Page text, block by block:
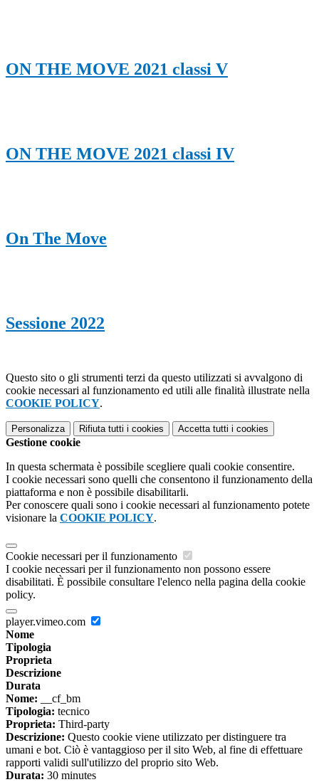
ON THE MOVE 2021 classi V
ON THE MOVE 2021 classi IV
On The Move
Sessione 2022
Questo sito o gli strumenti terzi da questo utilizzati si avvalgono di
cookie necessari al funzionamento ed utili alle finalità illustrate nella
COOKIE POLICY.
Personalizza Rifiuta tutti i cookies Accetta tutti i cookies
Gestione cookie
In questa schermata è possibile scegliere quali cookie consentire.
I cookie necessari sono quelli che consentono il funzionamento della
piattaforma e non è possibile disabilitarli.
Per conoscere quali sono i cookie necessari al funzionamento potete
visionare la COOKIE POLICY.
Cookie necessari per il funzionamento
I cookie necessari per il funzionamento non possono essere
disabilitati. È possibile consultare l'elenco nella pagina della cookie
policy.
player.vimeo.com
Nome
Tipologia
Proprieta
Descrizione
Durata
Nome: __cf_bm
Tipologia: tecnico
Proprieta: Third-party
Descrizione: Questo cookie viene utilizzato per distinguere tra
umani e bot. Ciò è vantaggioso per il sito Web, al fine di effettuare
rapporti validi sull'utilizzo del proprio sito Web.
Durata: 30 minutes